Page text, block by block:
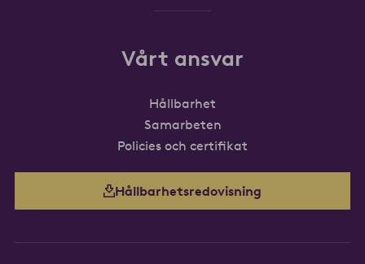
Vårt ansvar
Hållbarhet
Samarbeten
Policies och certifikat
Hållbarhetsredovisning